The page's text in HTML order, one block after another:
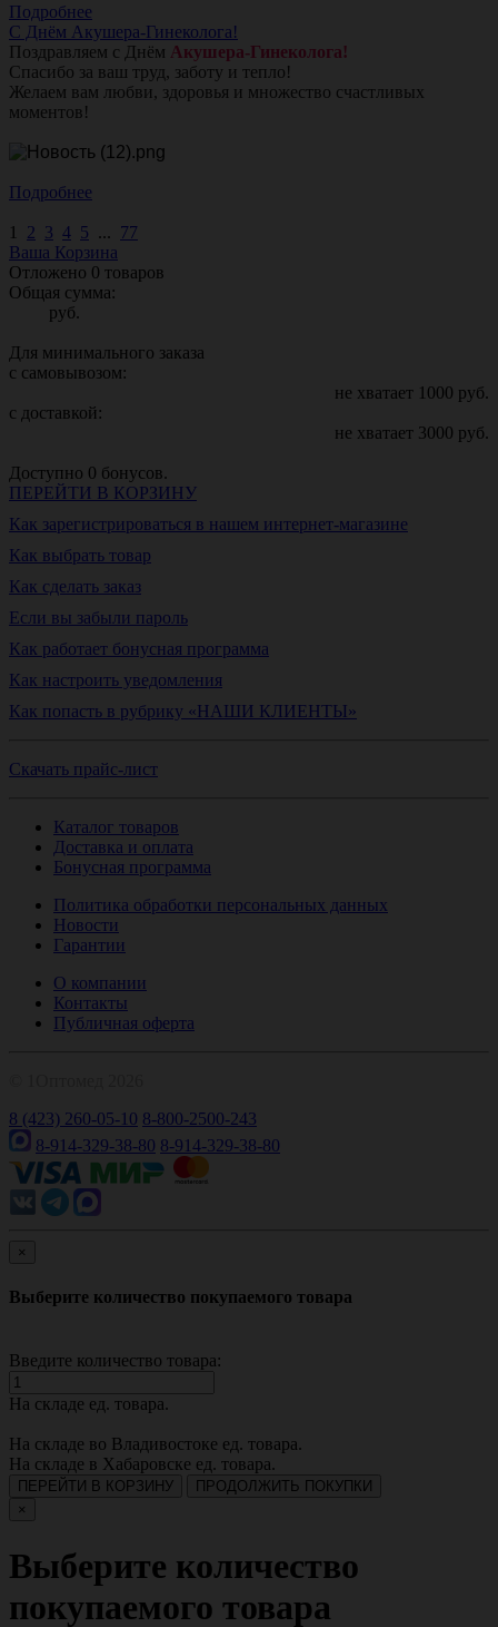
Подробнее
С Днём Акушера-Гинеколога!
Поздравляем с Днём Акушера-Гинеколога!
Спасибо за ваш труд, заботу и тепло!
Желаем вам любви, здоровья и множество счастливых
моментов!
Подробнее
1 2 3 4 5 ... 77
Ваша Корзина
Отложено 0 товаров
Общая сумма:
руб.
Для минимального заказа
с самовывозом:
не хватает 1000 руб.
с доставкой:
не хватает 3000 руб.
Доступно 0 бонусов.
ПЕРЕЙТИ В КОРЗИНУ
Как зарегистрироваться в нашем интернет-магазине
Как выбрать товар
Как сделать заказ
Если вы забыли пароль
Как работает бонусная программа
Как настроить уведомления
Как попасть в рубрику «НАШИ КЛИЕНТЫ»
Скачать прайс-лист
Каталог товаров
Доставка и оплата
Бонусная программа
Политика обработки персональных данных
Новости
Гарантии
О компании
Контакты
Публичная оферта
8 (423) 260-05-10 8-800-2500-243
8-914-329-38-80 8-914-329-38-80
×
Выберите количество покупаемого товара
Введите количество товара:
На складе ед. товара.
На складе во Владивостоке ед. товара.
На складе в Хабаровске ед. товара.
ПЕРЕЙТИ В КОРЗИНУ
ПРОДОЛЖИТЬ ПОКУПКИ
×
Выберите количество
покупаемого товара